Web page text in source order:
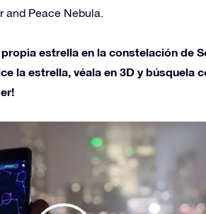
and Peace Nebula.
estrella en la constelación de
la estrella, véala en 3D y búsquela